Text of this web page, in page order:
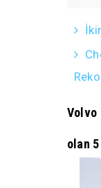
Volvo
olan 5